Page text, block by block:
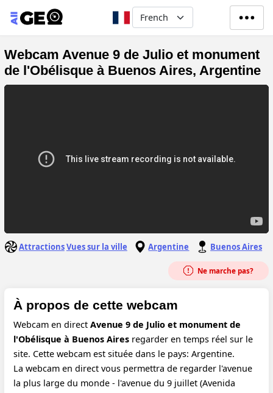
Aller au contenu principal
Select your language
Webcam Avenue 9 de Julio et monument
de l'Obélisque à Buenos Aires, Argentine
AttractionsVues sur la ville Argentine Buenos Aires
Ne marche pas?
À propos de cette webcam
Webcam en direct Avenue 9 de Julio et monument de
l'Obélisque à Buenos Aires regarder en temps réel sur le
site. Cette webcam est située dans le pays: Argentine.
La webcam en direct vous permettra de regarder l'avenue
la plus large du monde - l'avenue du 9 juillet (Avenida